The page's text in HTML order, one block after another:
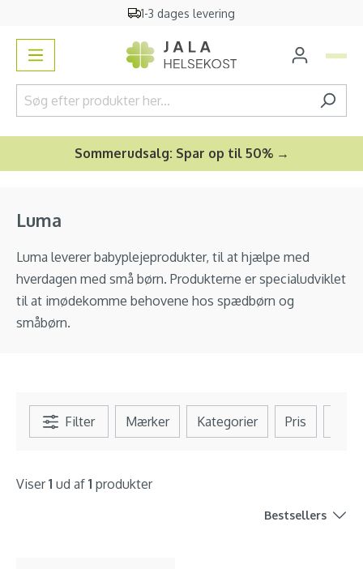
1-3 dages levering
Sommerudsalg: Spar op til 50% →
Luma
Luma leverer babyplejeprodukter, til at hjælpe med
hverdagen med små børn. Produkterne er specialudviklet
til at imødekomme behovene hos spædbørn og
småbørn.
Filter Mærker Kategorier Pris
Viser1 ud af 1 produkter
Bestsellers